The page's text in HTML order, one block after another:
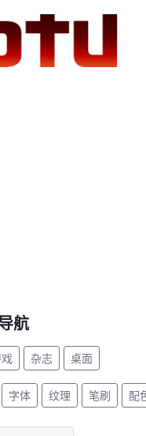
航
杂志 桌面
字体 纹理 笔刷 配